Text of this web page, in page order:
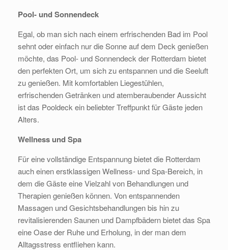
Pool- und Sonnendeck
Egal, ob man sich nach einem erfrischenden Bad im Pool
sehnt oder einfach nur die Sonne auf dem Deck genießen
möchte, das Pool- und Sonnendeck der Rotterdam bietet
den perfekten Ort, um sich zu entspannen und die Seeluft
zu genießen. Mit komfortablen Liegestühlen,
erfrischenden Getränken und atemberaubender Aussicht
ist das Pooldeck ein beliebter Treffpunkt für Gäste jeden
Alters.
Wellness und Spa
Für eine vollständige Entspannung bietet die Rotterdam
auch einen erstklassigen Wellness- und Spa-Bereich, in
dem die Gäste eine Vielzahl von Behandlungen und
Therapien genießen können. Von entspannenden
Massagen und Gesichtsbehandlungen bis hin zu
revitalisierenden Saunen und Dampfbädern bietet das Spa
eine Oase der Ruhe und Erholung, in der man dem
Alltagsstress entfliehen kann.